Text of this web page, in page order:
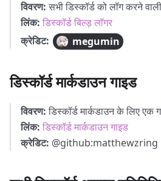
विवरण:सभी डिस्कॉर्ड को लॉग करने
लिंक: डिस्कॉर्ड बिल्ड़ लॉगर
क्रेडिट:
megumin
डिस्कॉर्ड मार्कडाउन गाइड
विवरण:डिस्कॉर्ड मार्कडाउन के लिए एक
लिंक: डिस्कॉर्ड मार्कडाउन गाइड
क्रेडिट: @github:matthewzring